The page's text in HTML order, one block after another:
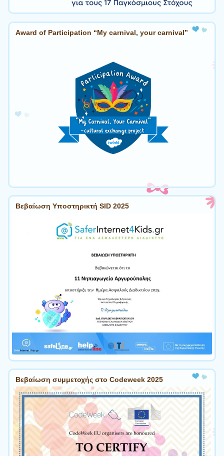
Award of Participation “My carnival, your carnival”
Βεβαίωση Υποστηρικτή SID 2025
Βεβαίωση συμμετοχής στο Codeweek 2025